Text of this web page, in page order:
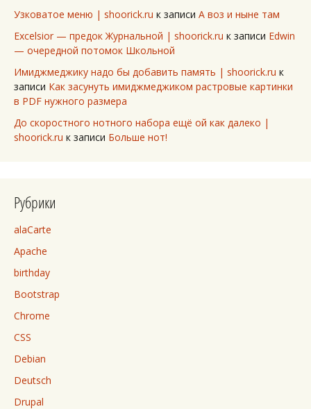
Узковатое меню | shoorick.ru к записи А воз и ныне там
Excelsior — предок Журнальной | shoorick.ru к записи Edwin
— очередной потомок Школьной
Имиджмеджику надо бы добавить память | shoorick.ru к
записи Как засунуть имиджмеджиком растровые картинки
в PDF нужного размера
До скоростного нотного набора ещё ой как далеко |
shoorick.ru к записи Больше нот!
Рубрики
alaCarte
Apache
birthday
Bootstrap
Chrome
CSS
Debian
Deutsch
Drupal